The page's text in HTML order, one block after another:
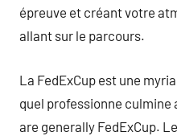
épreuve et créant votre
allant sur le parcours.
La FedExCup est une
quel professionne culmine
are generally FedExCup.